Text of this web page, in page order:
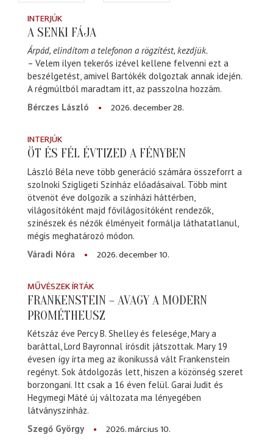
INTERJÚK
A SENKI FÁJA
Árpád, elindítom a telefonon a rögzítést, kezdjük.
– Velem ilyen tekerős izével kellene felvenni ezt a
beszélgetést, amivel Bartókék dolgoztak annak idején.
A régmúltból maradtam itt, az passzolna hozzám.
Bérczes László
2026. december 28.
INTERJÚK
ÖT ÉS FÉL ÉVTIZED A FÉNYBEN
László Béla neve több generáció számára összeforrt a
szolnoki Szigligeti Színház előadásaival. Több mint
ötvenöt éve dolgozik a színházi háttérben,
világosítóként majd fővilágosítóként rendezők,
színészek és nézők élményeit formálja láthatatlanul,
mégis meghatározó módon.
Váradi Nóra
2026. december 10.
MŰVÉSZEK ÍRTÁK
FRANKENSTEIN – AVAGY A MODERN
PROMÉTHEUSZ
Kétszáz éve Percy B. Shelley és felesége, Mary a
baráttal, Lord Bayronnal írósdit játszottak. Mary 19
évesen így írta meg az ikonikussá vált Frankenstein
regényt. Sok átdolgozás lett, hiszen a közönség szeret
borzongani. Itt csak a 16 éven felül. Garai Judit és
Hegymegi Máté új változata ma lényegében
látványszínház.
Szegő György
2026. március 10.